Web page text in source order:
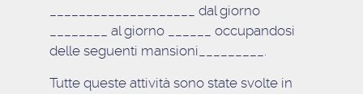
____________________ dal giorno
________ al giorno ______ occupandosi
delle seguenti mansioni_________.
Tutte queste attività sono state svolte in